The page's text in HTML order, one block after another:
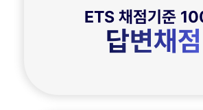
ETS 채점기준
답변채점